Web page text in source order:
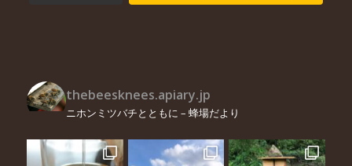
thebeesknees.apiary.jp
ニホンミツバチとともに – 蜂場だより